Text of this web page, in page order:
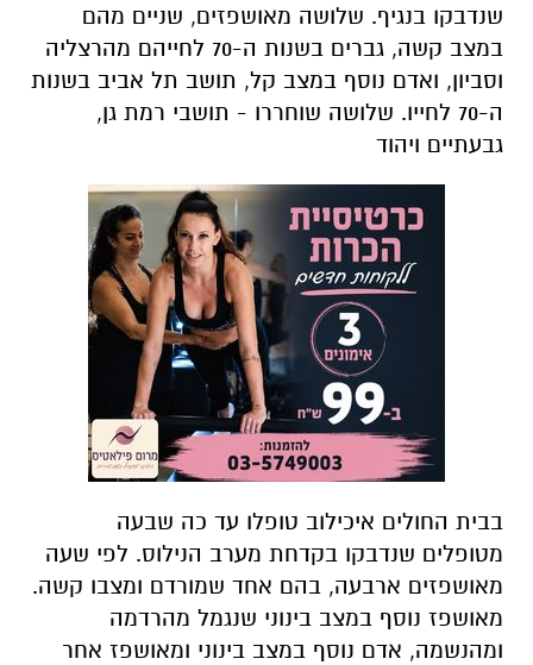
שנדבקו בנגיף. שלושה מאושפזים, שניים מהם
במצב קשה, גברים בשנות ה-70 לחייהם מהרצליה
וסביון, ואדם נוסף במצב קל, תושב תל אביב בשנות
ה-70 לחייו. שלושה שוחררו - תושבי רמת גן,
גבעתיים ויהוד
בבית החולים איכילוב טופלו עד כה שבעה
מטופלים שנדבקו בקדחת מערב הנילוס. לפי שעה
מאושפזים ארבעה, בהם אחד שמורדם ומצבו קשה.
מאושפז נוסף במצב בינוני שנגמל מהרדמה
ומהנשמה, אדם נוסף במצב בינוני ומאושפז אחר